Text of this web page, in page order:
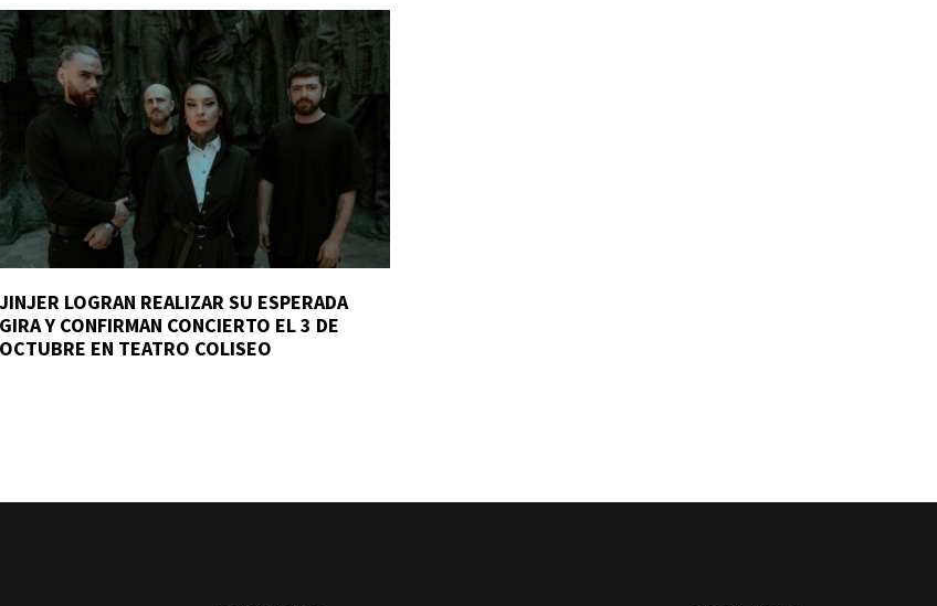
JINJER LOGRAN REALIZAR SU ESPERADA
GIRA Y CONFIRMAN CONCIERTO EL 3 DE
OCTUBRE EN TEATRO COLISEO